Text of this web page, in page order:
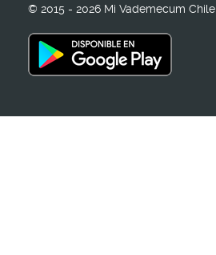
© 2015 - 2026 Mi Vademecum Chile